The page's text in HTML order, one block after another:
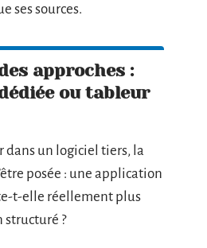
ses sources.
approches :
ou tableur
dans un logiciel tiers, la
posée : une application
t-elle réellement plus
structuré ?